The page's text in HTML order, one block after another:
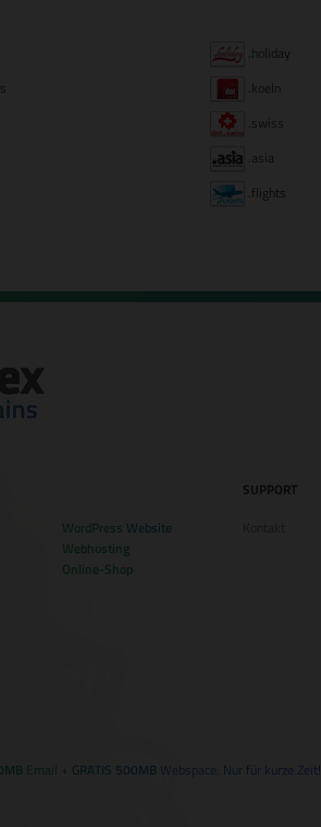
.holiday
.koeln
.swiss
.asia
.flights
WordPress Website
Webhosting
Online-Shop
SUPPORT
Email + GRATIS 500MB Webspace. Nur für kurze Zeit!